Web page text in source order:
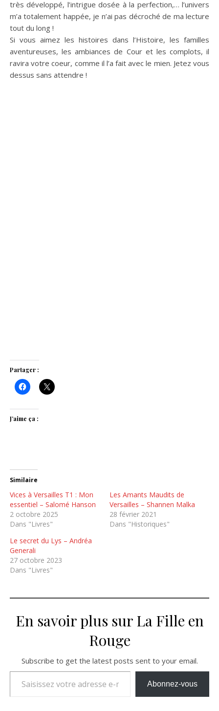
très développé, l’intrigue dosée à la perfection,… l’univers
m’a totalement happée, je n’ai pas décroché de ma lecture
tout du long !
Si vous aimez les histoires dans l’Histoire, les familles
aventureuses, les ambiances de Cour et les complots, il
ravira votre coeur, comme il l’a fait avec le mien. Jetez vous
dessus sans attendre !
Partager :
J’aime ça :
Similaire
Vices à Versailles T1 : Mon
essentiel – Salomé Hanson
2 octobre 2025
Dans "Livres"
Les Amants Maudits de
Versailles – Shannen Malka
28 février 2021
Dans "Historiques"
Le secret du Lys – Andréa
Generali
27 octobre 2023
Dans "Livres"
En savoir plus sur La Fille en
Rouge
Subscribe to get the latest posts sent to your email.
Saisissez votre adresse e-mail…
Abonnez-vous